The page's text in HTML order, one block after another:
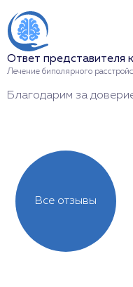
Ответ представителя
Лечение биполярного
Благодарим за
Все отзывы